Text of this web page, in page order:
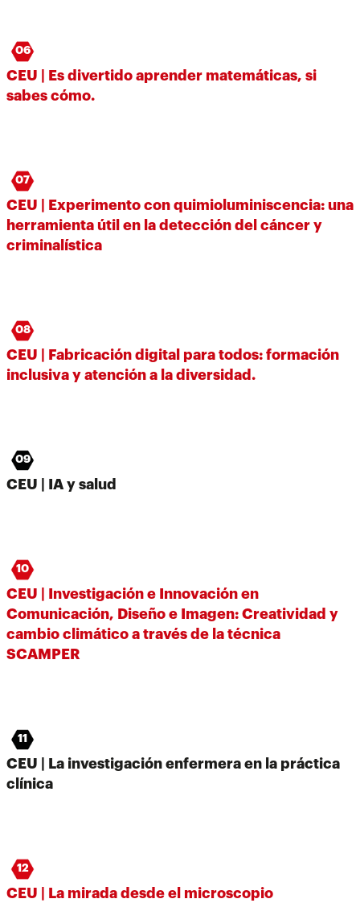
06
CEU | Es divertido aprender matemáticas, si
sabes cómo.
07
CEU | Experimento con quimioluminiscencia: una
herramienta útil en la detección del cáncer y
criminalística
08
CEU | Fabricación digital para todos: formación
inclusiva y atención a la diversidad.
09
CEU | IA y salud
10
CEU | Investigación e Innovación en
Comunicación, Diseño e Imagen: Creatividad y
cambio climático a través de la técnica
SCAMPER
11
CEU | La investigación enfermera en la práctica
clínica
12
CEU | La mirada desde el microscopio